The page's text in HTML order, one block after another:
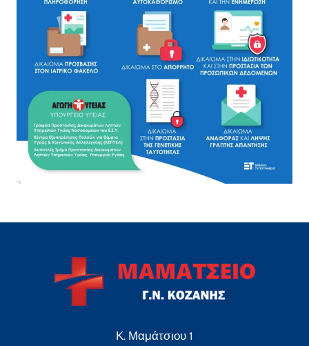
Κ. Μαμάτσιου 1